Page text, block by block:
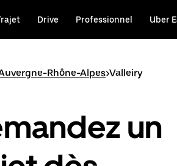
Drive Professionnel Uber
Rhône-Alpes>Valleiry
un